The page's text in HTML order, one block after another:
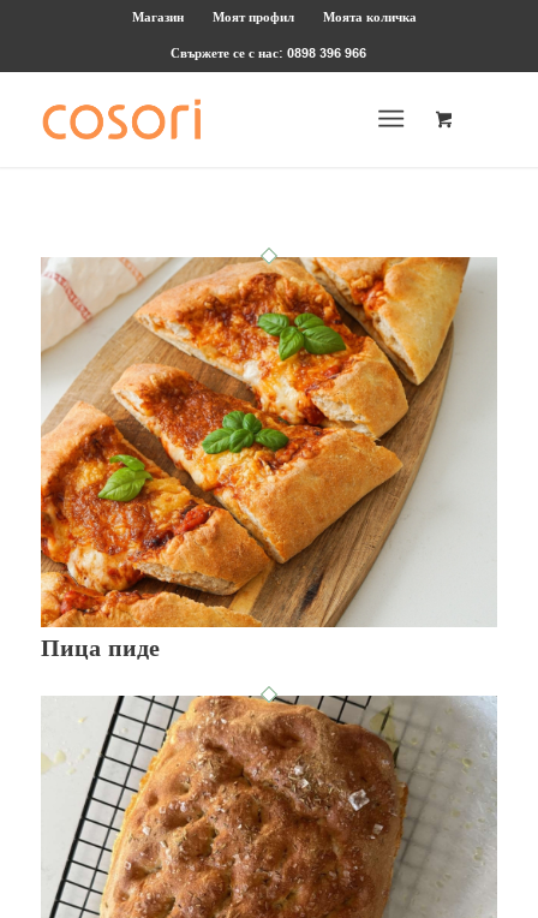
Магазин Моят профил
Моята количка
Свържете се с нас: 0898 396 966
Пица пиде